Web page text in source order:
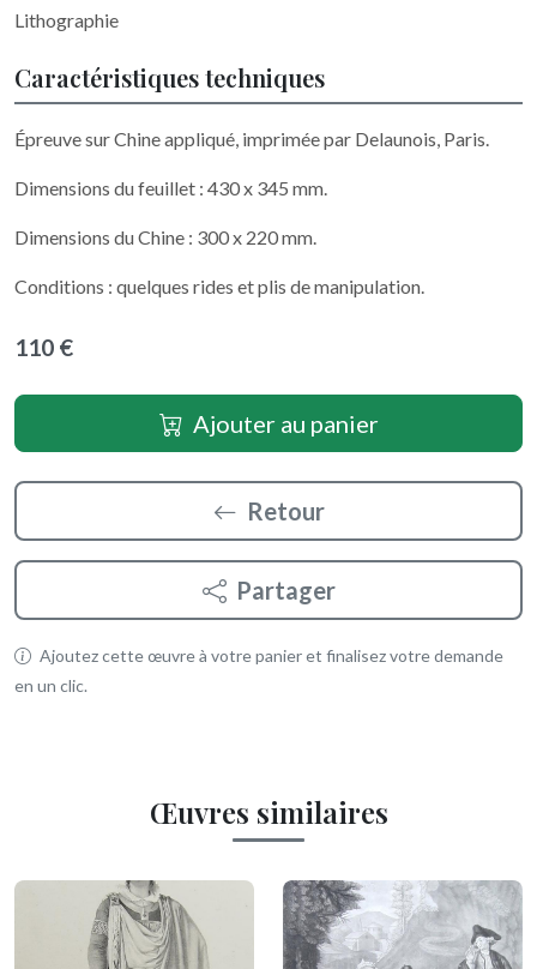
Lithographie
Caractéristiques techniques
Épreuve sur Chine appliqué, imprimée par Delaunois, Paris.
Dimensions du feuillet : 430 x 345 mm.
Dimensions du Chine : 300 x 220 mm.
Conditions : quelques rides et plis de manipulation.
110 €
Ajouter au panier
Retour
Partager
Ajoutez cette œuvre à votre panier et finalisez votre demande
en un clic.
Œuvres similaires